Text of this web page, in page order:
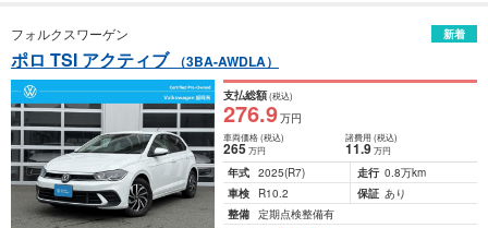
フォルクスワーゲン 新着
ポロ TSI アクティブ （3BA-AWDLA）
支払総額(税込)
276.9万円
車両価格(税込)
265万円
諸費用 (税込)
11.9 万円
年式 2025(R7) 走行 0.8万km
車検
R10.2 保証 あり
整備 定期点検整備有